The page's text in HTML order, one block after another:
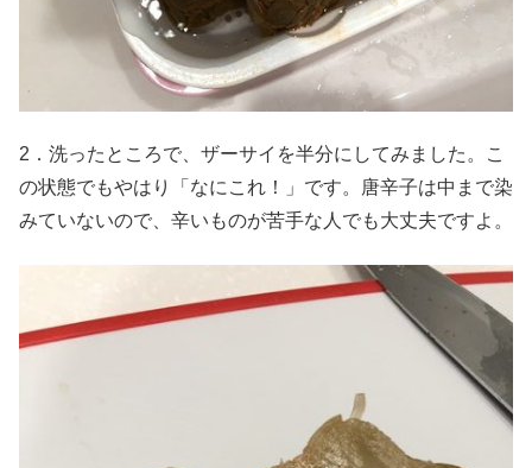
2．洗ったところで、ザーサイを半分にしてみました。こ
の状態でもやはり「なにこれ！」です。唐辛子は中まで染
みていないので、辛いものが苦手な人でも大丈夫ですよ。